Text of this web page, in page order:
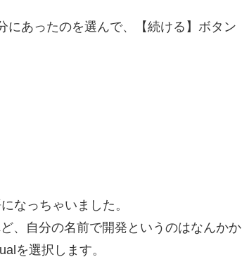
にあったのを選んで、【続ける】ボタン
なっちゃいました。
、自分の名前で開発というのはなんかか
を選択します。